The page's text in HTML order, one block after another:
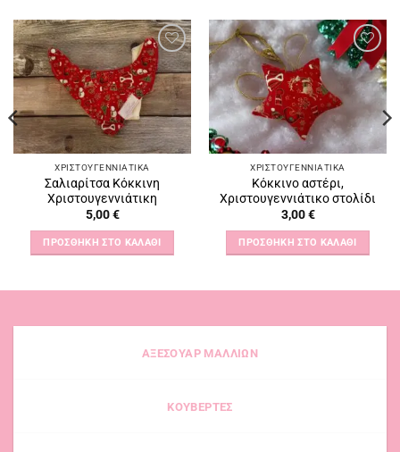
Πρόσθήκη
στην
λίστα
επιθυμιών
ΧΡΙΣΤΟΥΓΕΝΝΙΆΤΙΚΑ
Σαλιαρίτσα Κόκκινη
Χριστουγεννιάτικη
5,00€
ΠΡΟΣΘΉΚΗ ΣΤΟ ΚΑΛΆΘΙ
Πρόσθήκη
στην
λίστα
επιθυμιών
ΧΡΙΣΤΟΥΓΕΝΝΙΆΤΙΚΑ
Κόκκινο αστέρι,
Χριστουγεννιάτικο στολίδι
3,00€
ΠΡΟΣΘΉΚΗ ΣΤΟ ΚΑΛΆΘΙ
ΑΞΕΣΟΥΑΡ ΜΑΛΛΙΩΝ
ΚΟΥΒΕΡΤΕΣ